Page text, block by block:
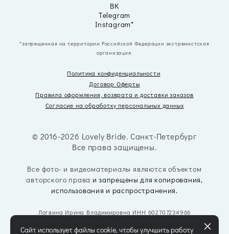
ВК
Telegram
Instagram*
*запрещенная на территории Российской Федерации экстремистская
организация.
Политика конфиденциальности
Договор Оферты
Правила оформления, возвратаи доставки заказов
Согласие на обработку персональных данных
© 2016-2026 Lovely Bride. Санкт-Петербург
Все права защищены.
Все фото- и видеоматериалы являются объектом
авторского права и запрещены для копирования,
использования и распространения.
Логвина Ирина Владимировна ИНН 602707234966
Сайт использует файлы cookie, чтобы улучшить работу